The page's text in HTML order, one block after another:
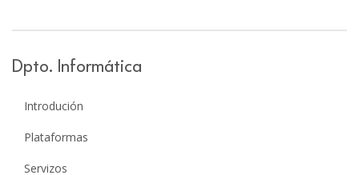
Dpto. Informática
Introdución
Plataformas
Servizos